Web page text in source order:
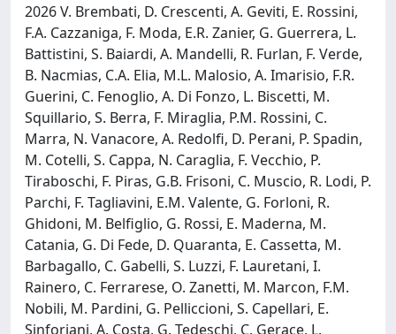
2026 V. Brembati, D. Crescenti, A. Geviti, E. Rossini,
F.A. Cazzaniga, F. Moda, E.R. Zanier, G. Guerrera, L.
Battistini, S. Baiardi, A. Mandelli, R. Furlan, F. Verde,
B. Nacmias, C.A. Elia, M.L. Malosio, A. Imarisio, F.R.
Guerini, C. Fenoglio, A. Di Fonzo, L. Biscetti, M.
Squillario, S. Berra, F. Miraglia, P.M. Rossini, C.
Marra, N. Vanacore, A. Redolfi, D. Perani, P. Spadin,
M. Cotelli, S. Cappa, N. Caraglia, F. Vecchio, P.
Tiraboschi, F. Piras, G.B. Frisoni, C. Muscio, R. Lodi, P.
Parchi, F. Tagliavini, E.M. Valente, G. Forloni, R.
Ghidoni, M. Belfiglio, G. Rossi, E. Maderna, M.
Catania, G. Di Fede, D. Quaranta, E. Cassetta, M.
Barbagallo, C. Gabelli, S. Luzzi, F. Lauretani, I.
Rainero, C. Ferrarese, O. Zanetti, M. Marcon, F.M.
Nobili, M. Pardini, G. Pelliccioni, S. Capellari, E.
Sinforiani, A. Costa, G. Tedeschi, C. Gerace, L.